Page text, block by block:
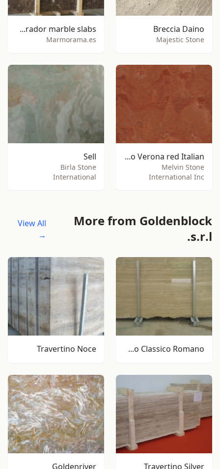
Breccia Daino
Majestic Stone
Dark Emperador marble slabs
Marmorama.es
Rosso Verona red Italian
Melvin Stone
International Inc
Sell
Birla Stone
International
More from Goldenblock
s.r.l.
View All
→
Travertino Classico Romano
Travertino Noce